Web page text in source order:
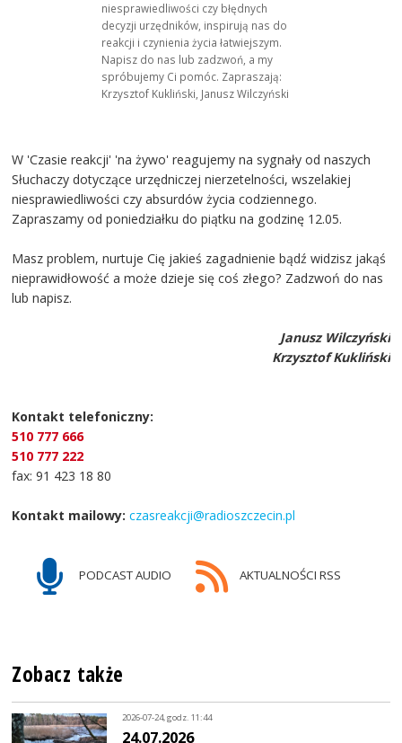
niesprawiedliwości czy błędnych
decyzji urzędników, inspirują nas do
reakcji i czynienia życia łatwiejszym.
Napisz do nas lub zadzwoń, a my
spróbujemy Ci pomóc. Zapraszają:
Krzysztof Kukliński, Janusz Wilczyński
W 'Czasie reakcji' 'na żywo' reagujemy na sygnały od naszych
Słuchaczy dotyczące urzędniczej nierzetelności, wszelakiej
niesprawiedliwości czy absurdów życia codziennego.
Zapraszamy od poniedziałku do piątku na godzinę 12.05.
Masz problem, nurtuje Cię jakieś zagadnienie bądź widzisz jakąś
nieprawidłowość a może dzieje się coś złego? Zadzwoń do nas
lub napisz.
Janusz Wilczyński
Krzysztof Kukliński
Kontakt telefoniczny:
510 777 666
510 777 222
fax: 91 423 18 80
Kontakt mailowy: czasreakcji@radioszczecin.pl
PODCAST AUDIO AKTUALNOŚCI RSS
Zobacz także
2026-07-24, godz. 11:44
24.07.2026